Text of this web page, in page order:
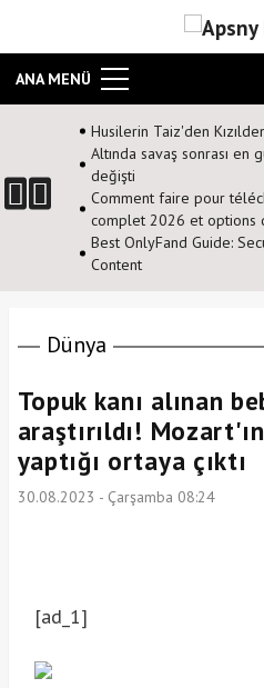
ANA MENÜ
Husilerin Taiz'den
Altında savaş sonrası
değişti
Comment faire pour
complet 2026 et options
Best OnlyFand Guide:
Content
Dünya
Topuk kanı alınan
araştırıldı!
yaptığı ortaya çıktı
30.08.2023 - Çarşamba 08:24
[ad_1]